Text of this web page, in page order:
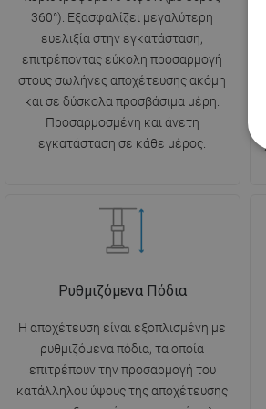
360°). Εξασφαλίζει μεγαλύτερη
ευελιξία στην εγκατάσταση,
επιτρέποντας εύκολη προσαρμογή
στους σωλήνες αποχέτευσης ακόμη
και σε δύσκολα προσβάσιμα μέρη.
Προσαρμοσμένη και άνετη
εγκατάσταση σε κάθε μέρος.
Ρυθμιζόμενα Πόδια
Η αποχέτευση είναι εξοπλισμένη με
ρυθμιζόμενα πόδια, τα οποία
επιτρέπουν την προσαρμογή του
κατάλληλου ύψους της αποχέτευσης